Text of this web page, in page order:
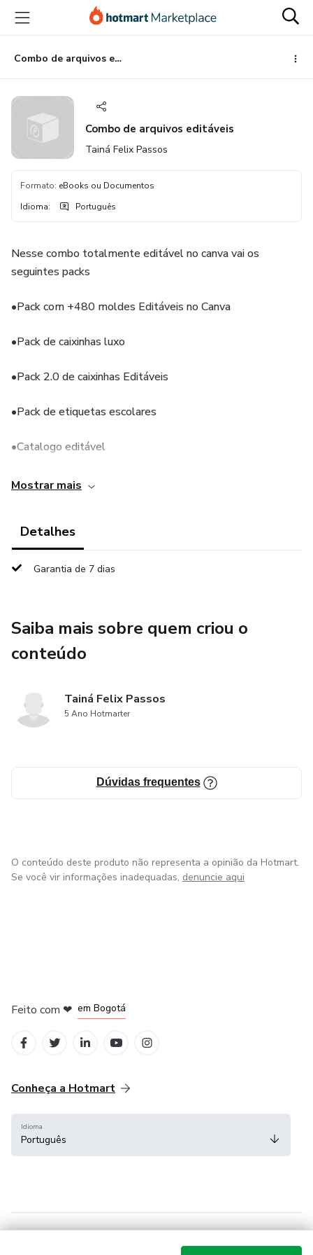
para
conteúdo
principal
para
pagamento
para
rodapé
Combo de arquivos editáveis
Combo de arquivos editáveis
Tainá Felix Passos
Formato: eBooks ou Documentos
Idioma: Português
Nesse combo totalmente editável no canva vai os
seguintes packs
•Pack com +480 moldes Editáveis no Canva
•Pack de caixinhas luxo
•Pack 2.0 de caixinhas Editáveis
•Pack de etiquetas escolares
•Catalogo editável
Mostrar mais
Detalhes
Garantia de 7 dias
Saiba mais sobre quem criou o
conteúdo
Tainá Felix Passos
5 Ano Hotmarter
Dúvidas frequentes
O conteúdo deste produto não representa a opinião da Hotmart.
Se você vir informações inadequadas, denuncie aqui
Feito com ❤ em Bogotá
Conheça a Hotmart
Idioma
Português